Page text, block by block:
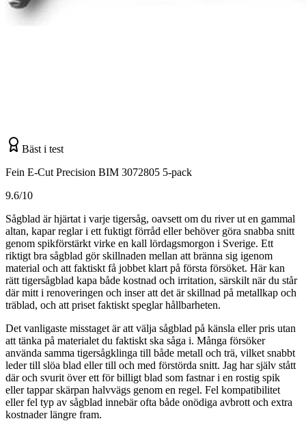
Bäst i test
Fein E-Cut Precision BIM 3072805 5-pack
9.6/10
Sågblad är hjärtat i varje tigersåg, oavsett om du river ut en gammal
altan, kapar reglar i ett fuktigt förråd eller behöver göra snabba snitt
genom spikförstärkt virke en kall lördagsmorgon i Sverige. Ett
riktigt bra sågblad gör skillnaden mellan att bränna sig igenom
material och att faktiskt få jobbet klart på första försöket. Här kan
rätt tigersågblad kapa både kostnad och irritation, särskilt när du står
där mitt i renoveringen och inser att det är skillnad på metallkap och
träblad, och att priset faktiskt speglar hållbarheten.
Det vanligaste misstaget är att välja sågblad på känsla eller pris utan
att tänka på materialet du faktiskt ska såga i. Många försöker
använda samma tigersågklinga till både metall och trä, vilket snabbt
leder till slöa blad eller till och med förstörda snitt. Jag har själv stått
där och svurit över ett för billigt blad som fastnar i en rostig spik
eller tappar skärpan halvvägs genom en regel. Fel kompatibilitet
eller fel typ av sågblad innebär ofta både onödiga avbrott och extra
kostnader längre fram.